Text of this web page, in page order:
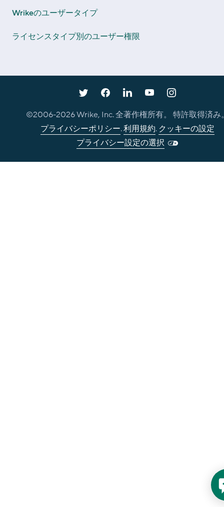
Wrikeのユーザータイプ
ライセンスタイプ別のユーザー権限
©2006-2026Wrike, Inc. 全著作権所有。 特許取得済み
プライバシーポリシー.利用規約. クッキーの設定
プライバシー設定の選択